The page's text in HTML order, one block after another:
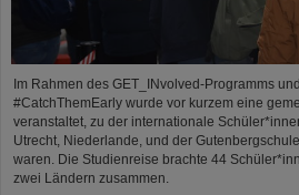
Im Rahmen des GET_INvolved-Programms
#CatchThemEarly wurde vor kurzem eine
veranstaltet, zu der internationale
Utrecht, Niederlande, und der
waren. Die Studienreise brachte 44
zwei Ländern zusammen.